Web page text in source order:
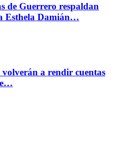
de Guerrero respaldan
Esthela Damián…
a rendir cuentas